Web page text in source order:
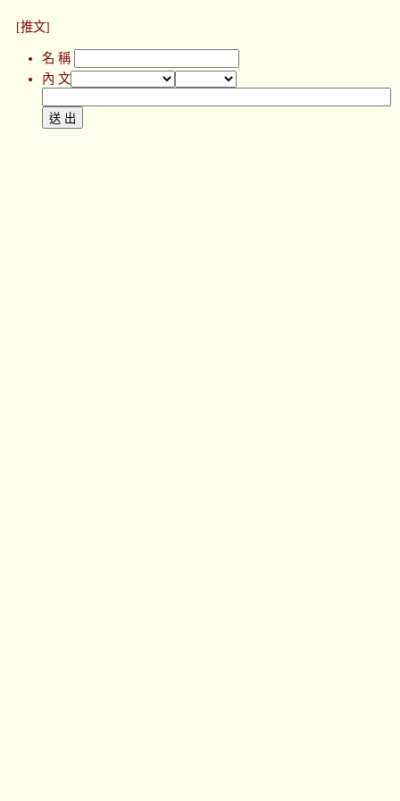
[推文]
名 稱
內 文